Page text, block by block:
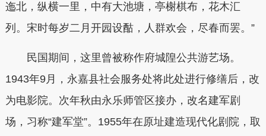
迤北，纵横一里，中有大池塘，亭榭棋布，花木汇
列。宋时每岁二月开园设酤，人群欢会，尽春而罢。”
民国期间，这里曾被称作府城隍公共游艺场。
1943年9月，永嘉县社会服务处将此处进行修缮后，改
为电影院。次年秋由永乐师管区接办，改名建军剧
场，习称“建军堂”。1955年在原址建造现代化剧院，取